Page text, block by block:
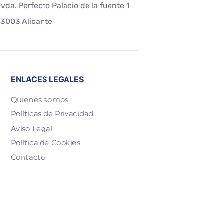
Perfecto Palacio de la fuente 1
Alicante
ENLACES LEGALES
Quienes somos
Políticas de Privacidad
Aviso Legal
Política de Cookies
Contacto